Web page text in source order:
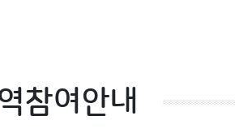
참여안내